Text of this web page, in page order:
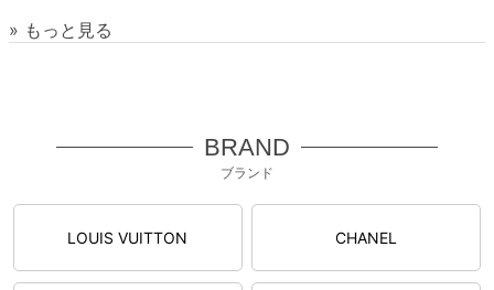
» もっと見る
BRAND
ブランド
LOUIS VUITTON CHANEL